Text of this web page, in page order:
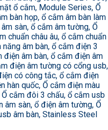
ổ cắm, Module Series, Ổ
bàn họp, ổ cắm âm bàn làm
sàn, ổ cắm âm tường, Ổ
chuẩn châu âu, ổ cắm chuẩn
âm bàn, ổ cắm điện 3
điện âm bàn, ổ cắm điện âm
điện âm tường có cổng usb,
có công tắc, ổ cắm điện
hàn quốc, Ổ cắm điện màu
cắm đôi 3 chấu, ổ cắm usb
âm sàn, ổ điện âm tường, Ổ
âm bàn, Stainless Steel